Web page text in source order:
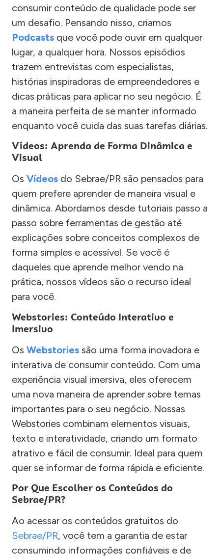
consumir conteúdo de qualidade pode ser
um desafio. Pensando nisso, criamos
Podcasts que você pode ouvir em qualquer
lugar, a qualquer hora. Nossos episódios
trazem entrevistas com especialistas,
histórias inspiradoras de empreendedores e
dicas práticas para aplicar no seu negócio. É
a maneira perfeita de se manter informado
enquanto você cuida das suas tarefas diárias.
Vídeos: Aprenda de Forma Dinâmica e
Visual
Os Vídeos do Sebrae/PR são pensados para
quem prefere aprender de maneira visual e
dinâmica. Abordamos desde tutoriais passo a
passo sobre ferramentas de gestão até
explicações sobre conceitos complexos de
forma simples e acessível. Se você é
daqueles que aprende melhor vendo na
prática, nossos vídeos são o recurso ideal
para você.
Webstories: Conteúdo Interativo e
Imersivo
Os Webstories são uma forma inovadora e
interativa de consumir conteúdo. Com uma
experiência visual imersiva, eles oferecem
uma nova maneira de aprender sobre temas
importantes para o seu negócio. Nossas
Webstories combinam elementos visuais,
texto e interatividade, criando um formato
atrativo e fácil de consumir. Ideal para quem
quer se informar de forma rápida e eficiente.
Por Que Escolher os Conteúdos do
Sebrae/PR?
Ao acessar os conteúdos gratuitos do
Sebrae/PR, você tem a garantia de estar
consumindo informações confiáveis e de